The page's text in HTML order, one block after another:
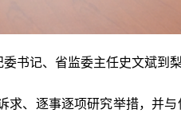
书记、省监委主任史文斌到
、逐事逐项研究举措，并与